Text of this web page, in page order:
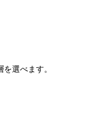
選べます。